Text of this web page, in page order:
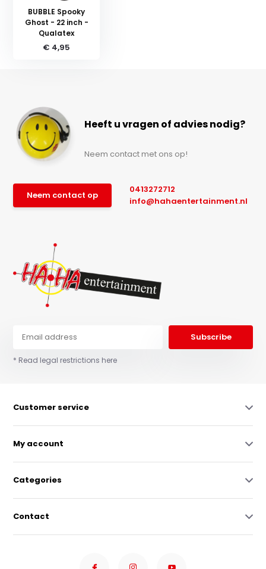
BUBBLE Spooky
Ghost - 22 inch -
Qualatex
€ 4,95
Heeft u vragen of advies nodig?
Neem contact met ons op!
Neem contact op
0413272712
info@hahaentertainment.nl
Subscribe
* Read legal restrictions here
Customer service
My account
Categories
Contact